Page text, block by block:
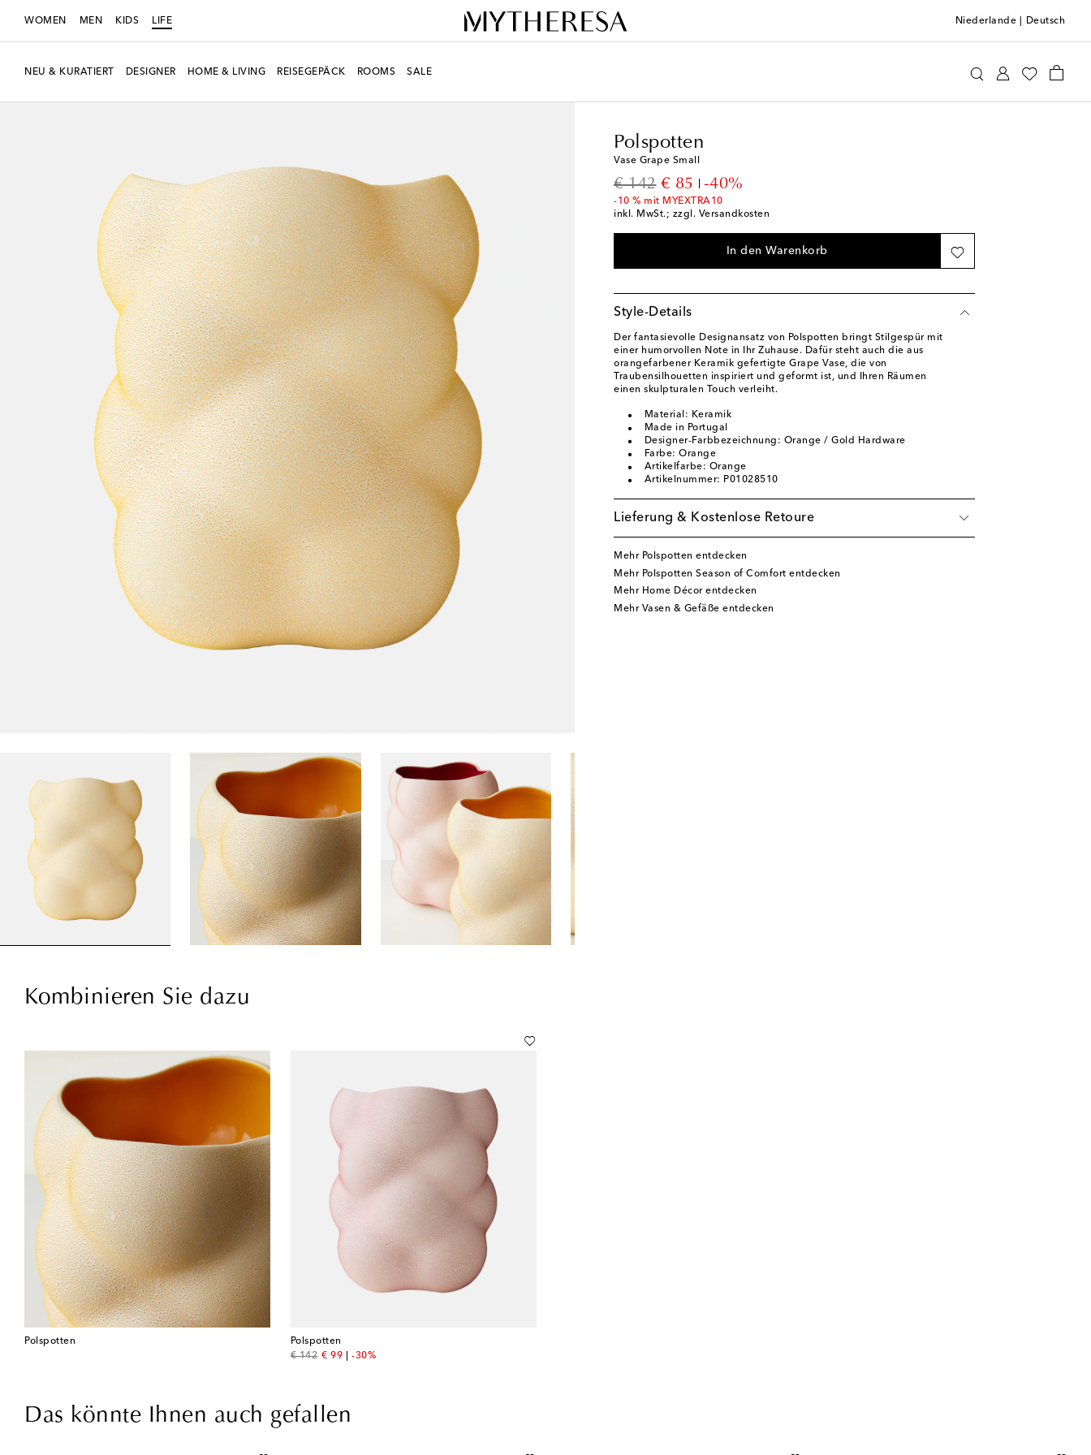
WOMEN MEN KIDS LIFE Niederlande Deutsch
NEU & KURATIERT DESIGNER HOME & LIVING REISEGEPÄCK ROOMS SALE
Polspotten
Vase Grape Small
€ 142
original price
€ 85
discount price
-40%
-10 % mit MYEXTRA10
inkl. MwSt.; zzgl. Versandkosten
In den Warenkorb
Style-Details
Der fantasievolle Designansatz von Polspotten bringt Stilgespür mit
einer humorvollen Note in Ihr Zuhause. Dafür steht auch die aus
orangefarbener Keramik gefertigte Grape Vase, die von
Traubensilhouetten inspiriert und geformt ist, und Ihren Räumen
einen skulpturalen Touch verleiht.
Material: Keramik
Made in Portugal
Designer-Farbbezeichnung: Orange / Gold Hardware
Farbe: Orange
Artikelfarbe: Orange
Artikelnummer: P01028510
Lieferung & Kostenlose Retoure
Mehr Polspotten entdecken
Mehr Polspotten Season of Comfort entdecken
Mehr Home Décor entdecken
Mehr Vasen & Gefäße entdecken
Kombinieren Sie dazu
Polspotten
Polspotten
€ 142
original price
€ 99
discount price
-30%
Das könnte Ihnen auch gefallen